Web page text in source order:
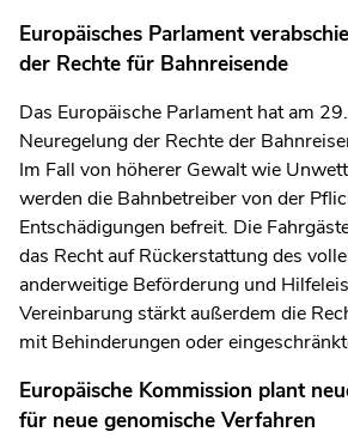
Europäisches Parlament
der Rechte für Bahnreisende
Das Europäische Parlament hat am
Neuregelung der Rechte der
Im Fall von höherer Gewalt wie
werden die Bahnbetreiber von der
Entschädigungen befreit. Die
das Recht auf Rückerstattung des
anderweitige Beförderung und
Vereinbarung stärkt außerdem die
mit Behinderungen oder
Europäische Kommission plant
für neue genomische Verfahren